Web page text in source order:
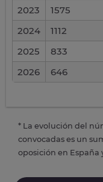
2023
1575
2024
1112
2025
833
2026
646
* La evolución del
convocadas es un
oposición en España